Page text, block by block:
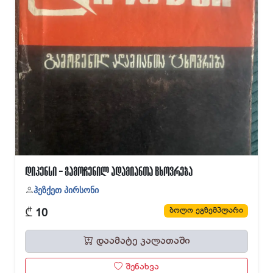
დიკენსი - გამოჩენილ ადამიანთა ცხოვრება
ჰეზქეთ პირსონი
₾ 10 ბოლო ეგზემპლარი
დაამატე კალათაში
შენახვა